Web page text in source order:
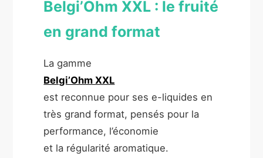
Belgi’Ohm XXL : le fruité
en grand format
La gamme
Belgi’Ohm XXL
est reconnue pour ses e-liquides en
très grand format, pensés pour la
performance, l’économie
et la régularité aromatique.